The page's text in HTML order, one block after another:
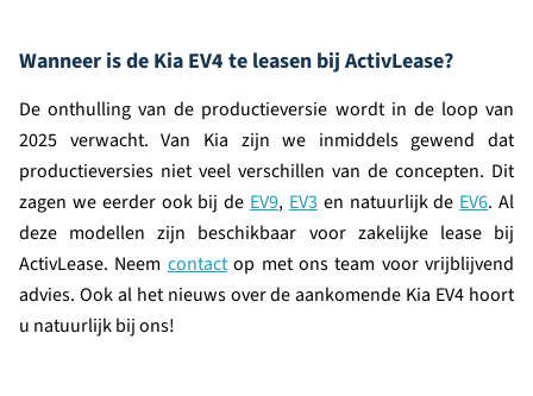
Wanneer is de Kia EV4 te leasen bij ActivLease?
De onthulling van de productieversie wordt in de loop van
2025 verwacht. Van Kia zijn we inmiddels gewend dat
productieversies niet veel verschillen van de concepten. Dit
zagen we eerder ook bij de EV9, EV3 en natuurlijk de EV6. Al
deze modellen zijn beschikbaar voor zakelijke lease bij
ActivLease. Neem contactop met ons team voor vrijblijvend
advies. Ook al het nieuws over de aankomende Kia EV4 hoort
u natuurlijk bij ons!